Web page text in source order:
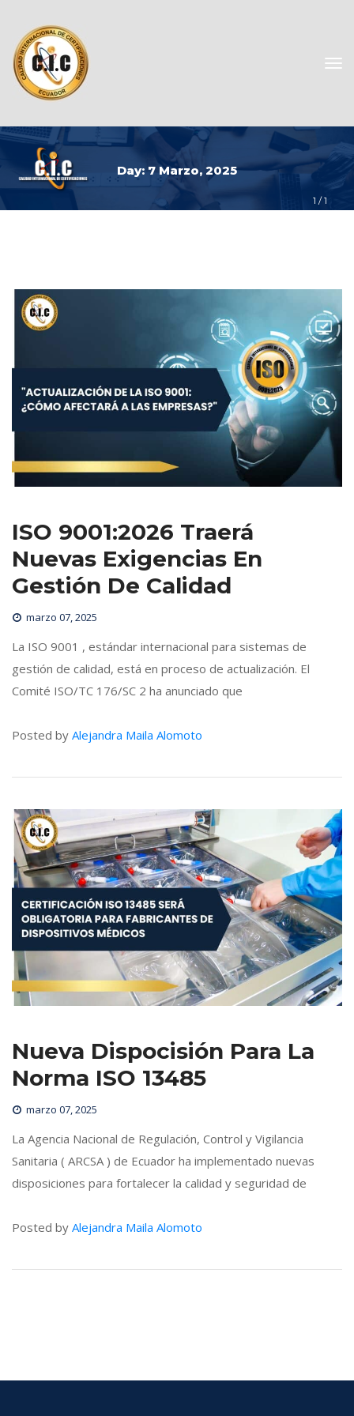
1 / 1
Day: 7 Marzo, 2025
ISO 9001:2026 Traerá
Nuevas Exigencias En
Gestión De Calidad
marzo 07, 2025
La ISO 9001 , estándar internacional para sistemas de
gestión de calidad, está en proceso de actualización. El
Comité ISO/TC 176/SC 2 ha anunciado que
Posted by Alejandra Maila Alomoto
Nueva Dispocisión Para La
Norma ISO 13485
marzo 07, 2025
La Agencia Nacional de Regulación, Control y Vigilancia
Sanitaria ( ARCSA ) de Ecuador ha implementado nuevas
disposiciones para fortalecer la calidad y seguridad de
Posted by Alejandra Maila Alomoto